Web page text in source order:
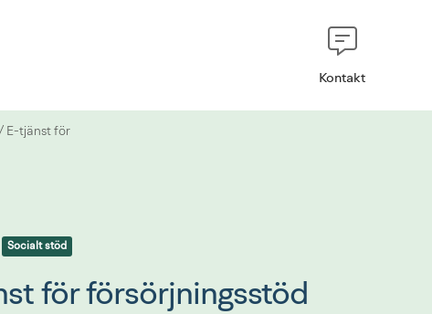
Kontakt
/ E-tjänst för
Socialt stöd
för försörjningsstöd